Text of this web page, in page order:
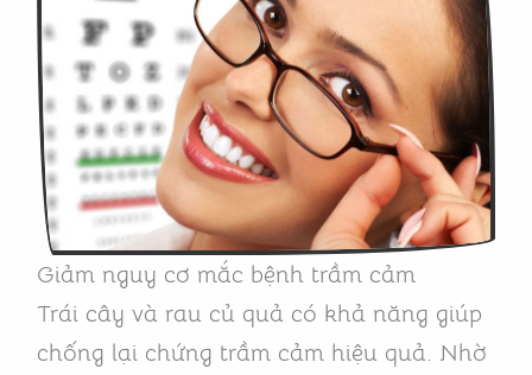
Giảm nguy cơ mắc bệnh trầm cảm
Trái cây và rau củ quả có khả năng giúp
chống lại chứng trầm cảm hiệu quả. Nhờ